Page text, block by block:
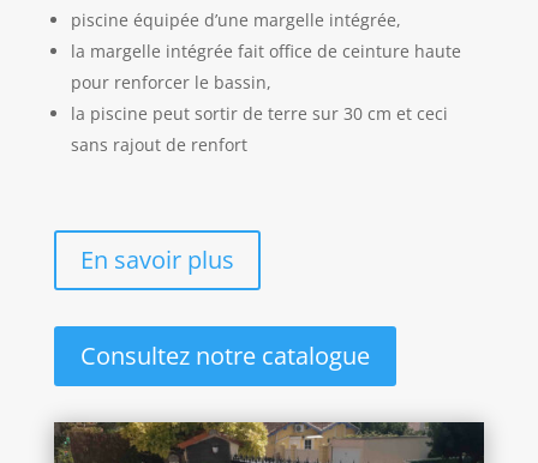
piscine équipée d’une margelle intégrée,
la margelle intégrée fait office de ceinture haute
pour renforcer le bassin,
la piscine peut sortir de terre sur 30 cm et ceci
sans rajout de renfort
En savoir plus
Consultez notre catalogue